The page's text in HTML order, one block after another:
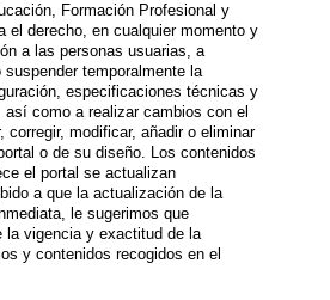
Formación Profesional y
el derecho, en cualquier momento y
a las personas usuarias, a
temporalmente la
especificaciones técnicas y
como a realizar cambios con el
corregir, modificar, añadir o eliminar
o de su diseño. Los contenidos
el portal se actualizan
a que la actualización de la
le sugerimos que
la vigencia y exactitud de la
y contenidos recogidos en el